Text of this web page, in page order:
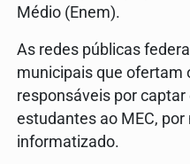
Médio (Enem).
As redes públicas
municipais que ofertam
responsáveis por
estudantes ao MEC,
informatizado.